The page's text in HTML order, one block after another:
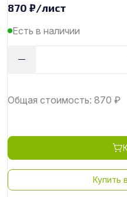
870 ₽/лист
Есть в наличии
Общая стоимость: 870 ₽
Купить